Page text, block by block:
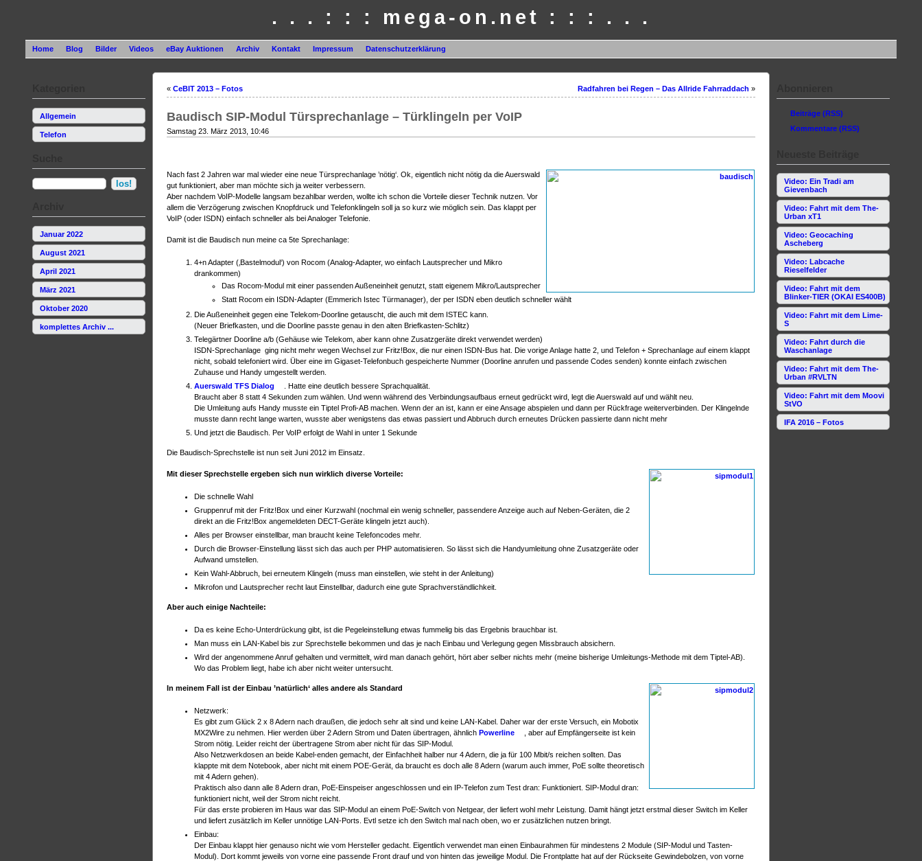
. . . : : : mega-on.net : : : . . .
Home Blog Bilder Videos eBay Auktionen Archiv Kontakt Impressum Datenschutzerklärung
Allgemein
Telefon
Januar 2022
August 2021
April 2021
März 2021
Oktober 2020
komplettes Archiv ...
Beiträge (RSS)
Kommentare (RSS)
Video: Ein Tradi am
Gievenbach
Video: Fahrt mit dem The-
Urban xT1
Video: Geocaching
Ascheberg
Video: Labcache
Rieselfelder
Video: Fahrt mit dem
Blinker-TIER (OKAI ES400B)
Video: Fahrt mit dem Lime-
S
Video: Fahrt durch die
Waschanlage
Video: Fahrt mit dem The-
Urban #RVLTN
Video: Fahrt mit dem Moovi
StVO
IFA 2016 – Fotos
« CeBIT 2013 – Fotos Radfahren bei Regen – Das Allride Fahrraddach »
Baudisch SIP-Modul Türsprechanlage – Türklingeln per VoIP
Samstag 23. März 2013, 10:46
Nach fast 2 Jahren war mal wieder eine neue Türsprechanlage ’nötig‘. Ok, eigentlich nicht nötig da die Auerswald
gut funktioniert, aber man möchte sich ja weiter verbessern.
Aber nachdem VoIP-Modelle langsam bezahlbar werden, wollte ich schon die Vorteile dieser Technik nutzen. Vor
allem die Verzögerung zwischen Knopfdruck und Telefonklingeln soll ja so kurz wie möglich sein. Das klappt per
VoIP (oder ISDN) einfach schneller als bei Analoger Telefonie.
Damit ist die Baudisch nun meine ca 5te Sprechanlage:
4+n Adapter (‚Bastelmodul‘) von Rocom (Analog-Adapter, wo einfach Lautsprecher und Mikro
drankommen)
Das Rocom-Modul mit einer passenden Außeneinheit genutzt, statt eigenem Mikro/Lautsprecher
Statt Rocom ein ISDN-Adapter (Emmerich Istec Türmanager), der per ISDN eben deutlich schneller wählt
Die Außeneinheit gegen eine Telekom-Doorline getauscht, die auch mit dem ISTEC kann.
(Neuer Briefkasten, und die Doorline passte genau in den alten Briefkasten-Schlitz)
Telegärtner Doorline a/b (Gehäuse wie Telekom, aber kann ohne Zusatzgeräte direkt verwendet werden)
ISDN-Sprechanlage ging nicht mehr wegen Wechsel zur Fritz!Box, die nur einen ISDN-Bus hat. Die vorige Anlage hatte 2, und Telefon + Sprechanlage auf einem klappt
nicht, sobald telefoniert wird. Über eine im Gigaset-Telefonbuch gespeicherte Nummer (Doorline anrufen und passende Codes senden) konnte einfach zwischen
Zuhause und Handy umgestellt werden.
Auerswald TFS Dialog
. Hatte eine deutlich bessere Sprachqualität.
Braucht aber 8 statt 4 Sekunden zum wählen. Und wenn während des Verbindungsaufbaus erneut gedrückt wird, legt die Auerswald auf und wählt neu.
Die Umleitung aufs Handy musste ein Tiptel Profi-AB machen. Wenn der an ist, kann er eine Ansage abspielen und dann per Rückfrage weiterverbinden. Der Klingelnde
musste dann recht lange warten, wusste aber wenigstens das etwas passiert und Abbruch durch erneutes Drücken passierte dann nicht mehr
Und jetzt die Baudisch. Per VoIP erfolgt de Wahl in unter 1 Sekunde
Die Baudisch-Sprechstelle ist nun seit Juni 2012 im Einsatz.
Mit dieser Sprechstelle ergeben sich nun wirklich diverse Vorteile:
Die schnelle Wahl
Gruppenruf mit der Fritz!Box und einer Kurzwahl (nochmal ein wenig schneller, passendere Anzeige auch auf Neben-Geräten, die 2
direkt an die Fritz!Box angemeldeten DECT-Geräte klingeln jetzt auch).
Alles per Browser einstellbar, man braucht keine Telefoncodes mehr.
Durch die Browser-Einstellung lässt sich das auch per PHP automatisieren. So lässt sich die Handyumleitung ohne Zusatzgeräte oder
Aufwand umstellen.
Kein Wahl-Abbruch, bei erneutem Klingeln (muss man einstellen, wie steht in der Anleitung)
Mikrofon und Lautsprecher recht laut Einstellbar, dadurch eine gute Sprachverständlichkeit.
Aber auch einige Nachteile:
Da es keine Echo-Unterdrückung gibt, ist die Pegeleinstellung etwas fummelig bis das Ergebnis brauchbar ist.
Man muss ein LAN-Kabel bis zur Sprechstelle bekommen und das je nach Einbau und Verlegung gegen Missbrauch absichern.
Wird der angenommene Anruf gehalten und vermittelt, wird man danach gehört, hört aber selber nichts mehr (meine bisherige Umleitungs-Methode mit dem Tiptel-AB).
Wo das Problem liegt, habe ich aber nicht weiter untersucht.
In meinem Fall ist der Einbau ’natürlich‘ alles andere als Standard
Netzwerk:
Es gibt zum Glück 2 x 8 Adern nach draußen, die jedoch sehr alt sind und keine LAN-Kabel. Daher war der erste Versuch, ein Mobotix
MX2Wire zu nehmen. Hier werden über 2 Adern Strom und Daten übertragen, ähnlich Powerline
, aber auf Empfängerseite ist kein
Strom nötig. Leider reicht der übertragene Strom aber nicht für das SIP-Modul.
Also Netzwerkdosen an beide Kabel-enden gemacht, der Einfachheit halber nur 4 Adern, die ja für 100 Mbit/s reichen sollten. Das
klappte mit dem Notebook, aber nicht mit einem POE-Gerät, da braucht es doch alle 8 Adern (warum auch immer, PoE sollte theoretisch
mit 4 Adern gehen).
Praktisch also dann alle 8 Adern dran, PoE-Einspeiser angeschlossen und ein IP-Telefon zum Test dran: Funktioniert. SIP-Modul dran:
funktioniert nicht, weil der Strom nicht reicht.
Für das erste probieren im Haus war das SIP-Modul an einem PoE-Switch von Netgear, der liefert wohl mehr Leistung. Damit hängt jetzt erstmal dieser Switch im Keller
und liefert zusätzlich im Keller unnötige LAN-Ports. Evtl setze ich den Switch mal nach oben, wo er zusätzlichen nutzen bringt.
Einbau:
Der Einbau klappt hier genauso nicht wie vom Hersteller gedacht. Eigentlich verwendet man einen Einbaurahmen für mindestens 2 Module (SIP-Modul und Tasten-
Modul). Dort kommt jeweils von vorne eine passende Front drauf und von hinten das jeweilige Modul. Die Frontplatte hat auf der Rückseite Gewindebolzen, von vorne